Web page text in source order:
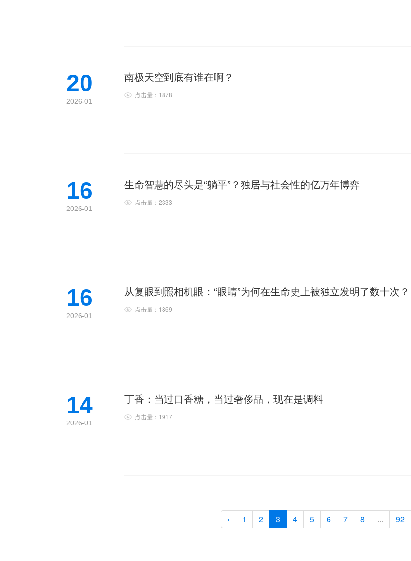
20
2026-01
南极天空到底有谁在啊？
点击量：1878
16
2026-01
生命智慧的尽头是“躺平”？独居与社会性的亿万年博弈
点击量：2333
16
2026-01
从复眼到照相机眼：“眼睛”为何在生命史上被独立发明了数十次？
点击量：1869
14
2026-01
丁香：当过口香糖，当过奢侈品，现在是调料
点击量：1917
‹ 1 2 3 4 5 6 7 8 ... 92